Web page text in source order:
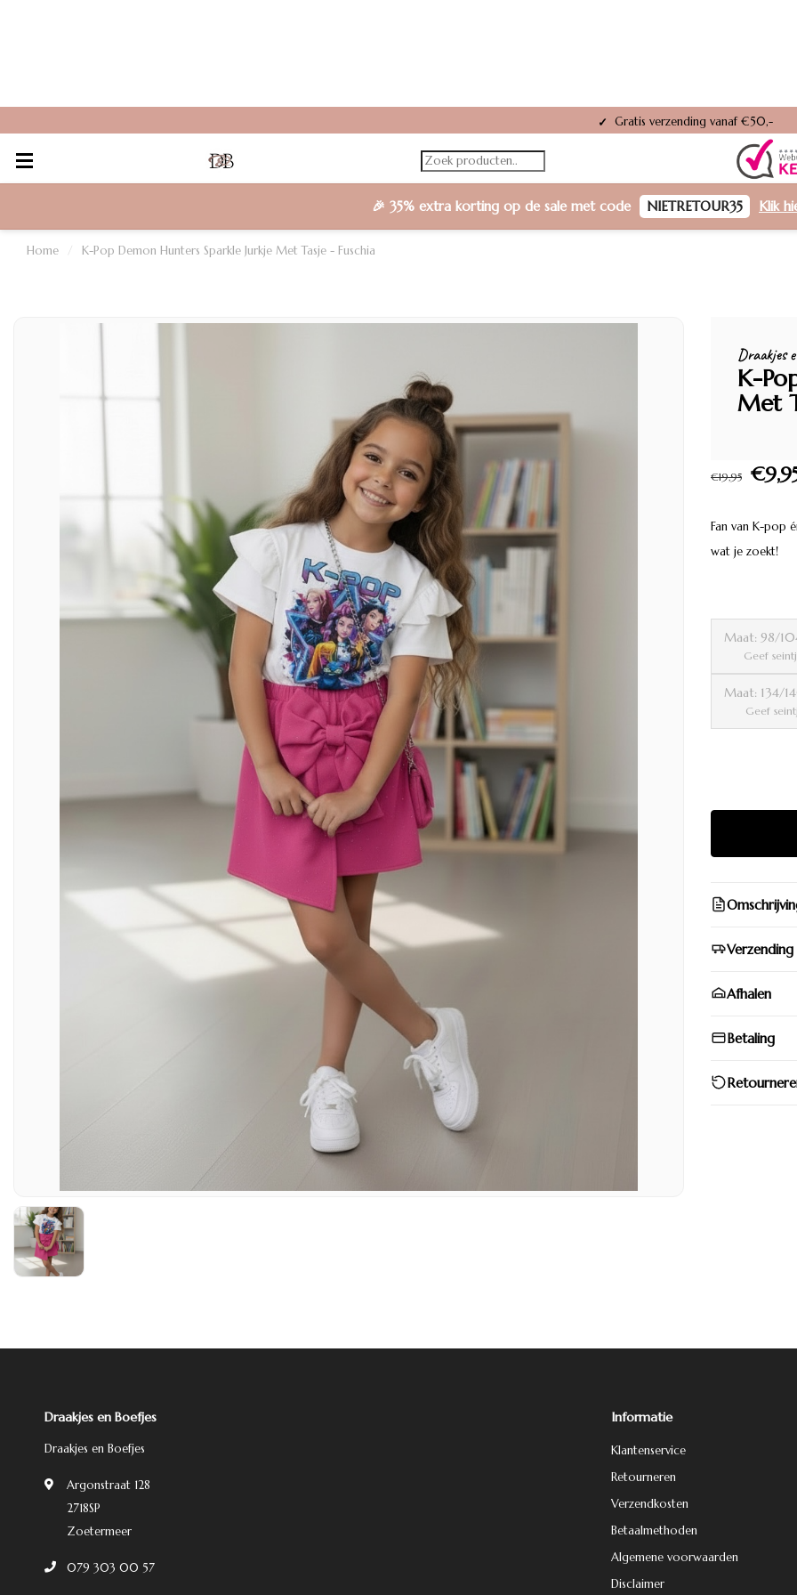
✓ Achteraf betalen met Klarna of
🎉 35% extra korting op de sale met code NIETRETOUR35 Klik
Home / K-Pop Demon Hunters Sparkle Jurkje Met Tasje - Fuschia
Draakjes
K-
Met
€19,95
Fan van K-pop
wat je zoekt!
Maat: 98/
Geef
Maat: 134/
Geef
Verzending
Afhalen
Betaling
Draakjes en Boefjes
Draakjes en Boefjes
Argonstraat 128
2718SP
Zoetermeer
079 303 00 57
Informatie
Klantenservice
Retourneren
Verzendkosten
Betaalmethoden
Algemene voorwaarden
Disclaimer